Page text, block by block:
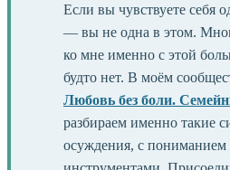
Если вы чувствуете себя
— вы не одна в этом.
ко мне именно с этой
будто нет. В моём
Любовь без боли.
разбираем именно такие
осуждения, с